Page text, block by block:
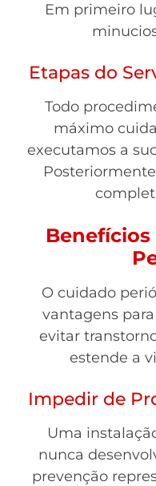
Em primeiro
Etapas do
Todo
máximo
executamos a
O cuidado
vantagens
evitar
estende a
Impedir de
Uma
nunca
prevenção